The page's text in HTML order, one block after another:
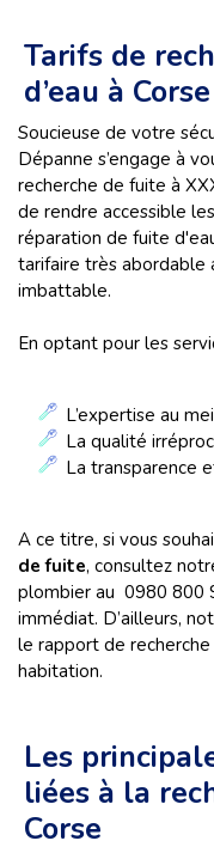
Tarifs de
d’eau à Corse
Soucieuse de votre
Dépanne s’engage à
recherche de fuite à
de rendre accessible
réparation de fuite
tarifaire très abordable
imbattable.
En optant pour les
L’expertise au
La qualité
La transparence
A ce titre, si vous
de fuite, consultez
plombier au 0980 800
immédiat. D’ailleurs,
le rapport de recherche
habitation.
Les
liées à la
Corse